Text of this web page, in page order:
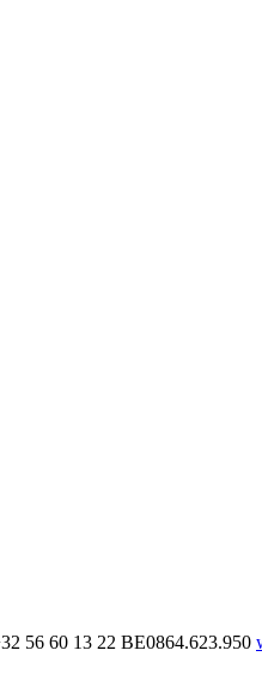
56 60 13 22 BE0864.623.950